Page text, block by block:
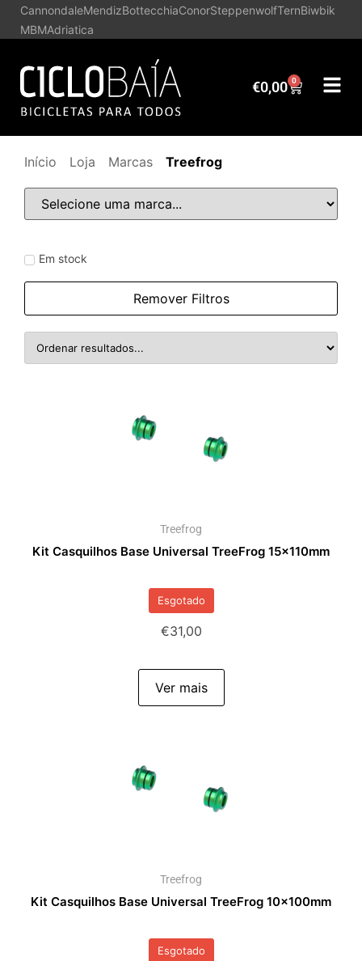
CannondaleMendizBottecchiaConorSteppenwolfTernBiwbik
MBMAdriatica
€0,00 0
Início Loja Marcas Treefrog
Em stock
Remover Filtros
Treefrog
Kit Casquilhos Base Universal TreeFrog 15x110mm
Esgotado
€31,00
Ver mais
Treefrog
Kit Casquilhos Base Universal TreeFrog 10x100mm
Esgotado